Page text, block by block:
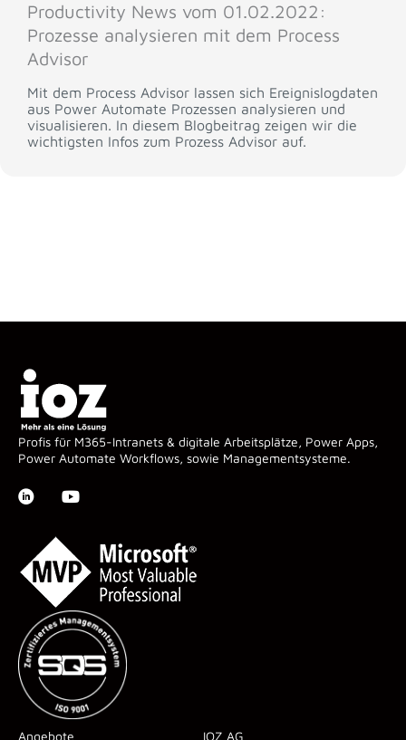
Productivity News vom 01.02.2022:
Prozesse analysieren mit dem Process
Advisor
Mit dem Process Advisor lassen sich Ereignislogdaten
aus Power Automate Prozessen analysieren und
visualisieren. In diesem Blogbeitrag zeigen wir die
wichtigsten Infos zum Prozess Advisor auf.
Profis für M365-Intranets & digitale Arbeitsplätze, Power Apps,
Power Automate Workflows, sowie Managementsysteme.
Angebote IOZ AG